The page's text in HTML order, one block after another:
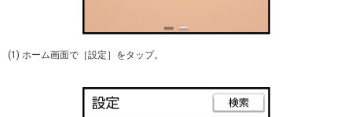
(1) ホーム画面で［設定］をタップ。